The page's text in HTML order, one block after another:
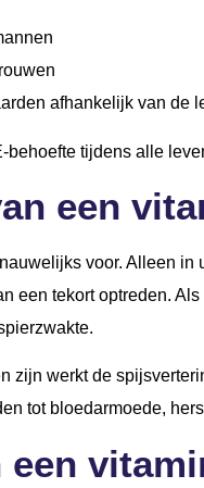
afhankelijk van de
behoefte tijdens alle
een
voor. Alleen
een tekort optreden.
zijn werkt de
tot bloedarmoede,
een